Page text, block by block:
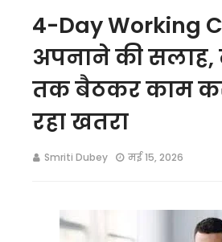
4-Day Working
अपनाने की
तक बैठकर काम
रहा खतरा
Smriti Dubey मई 15, 2026